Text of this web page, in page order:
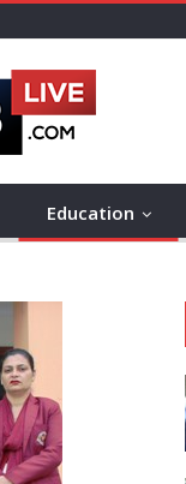
Education